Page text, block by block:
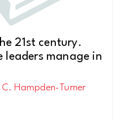
21st century.
leaders manage in
C. Hampden-Turner